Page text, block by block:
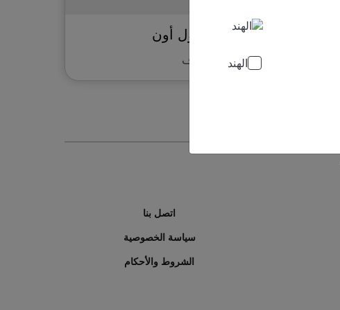
دوڤ رول أون
دوڤ
اتصل بنا
سياسة الخصوصية
الشروط والأحكام
الهند